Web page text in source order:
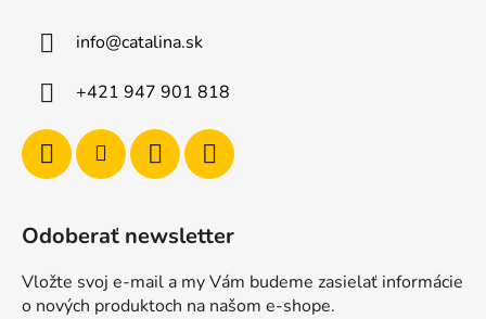
info@catalina.sk
+421 947 901 818
Odoberať newsletter
Vložte svoj e-mail a my Vám budeme zasielať informácie
o nových produktoch na našom e-shope.